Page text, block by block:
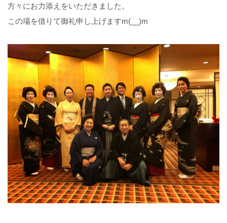
方々にお力添えをいただきました。
この場を借りて御礼申し上げますm(__)m